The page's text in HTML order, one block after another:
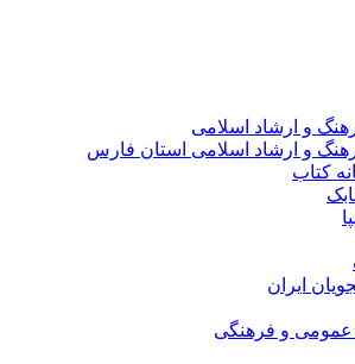
و ارشاد اسلامی
و ارشاد اسلامی استان فارس
کتاب
ایران
و فرهنگی